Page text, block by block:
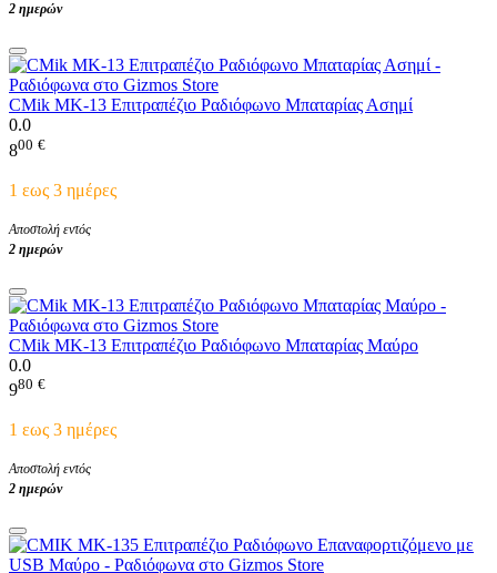
2 ημερών
CMik MK-13 Επιτραπέζιο Ραδιόφωνο Μπαταρίας Ασημί
0.0
800 €
1 εως 3 ημέρες
Αποστολή εντός
2 ημερών
CMik MK-13 Επιτραπέζιο Ραδιόφωνο Μπαταρίας Μαύρο
0.0
980 €
1 εως 3 ημέρες
Αποστολή εντός
2 ημερών